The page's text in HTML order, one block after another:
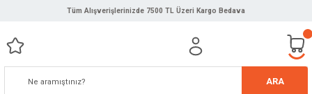
Tüm Alışverişlerinizde 7500 TL Üzeri Kargo Bedava
ARA